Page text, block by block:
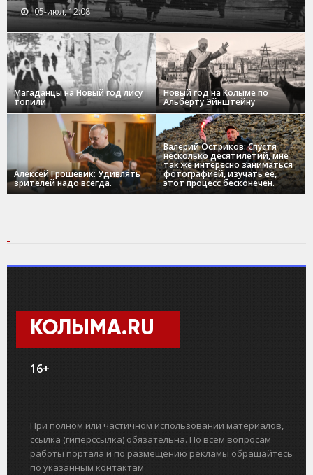
05-июл, 12:08
Магаданцы на Новый год лису
топили
Новый год на Колыме по
Альберту Эйнштейну
Алексей Грошевик: Удивлять
зрителей надо всегда.
Валерий Остриков: Спустя
несколько десятилетий, мне
так же интересно заниматься
фотографией, изучать ее,
этот процесс бесконечен.
КОЛЫМА.RU
16+
При полном или частичном использовании материалов,
ссылка (гиперссылка) обязательна. По всем вопросам
работы портала и по размещению рекламы обращайтесь
по указанным контактам